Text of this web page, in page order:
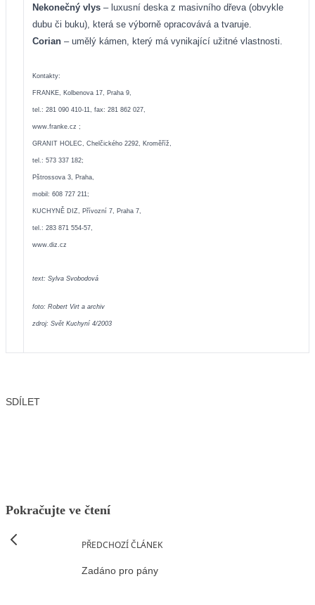
Nekonečný vlys – luxusní deska z masivního dřeva (obvykle
dubu či buku), která se výborně opracovává a tvaruje.
Corian – umělý kámen, který má vynikající užitné vlastnosti.
Kontakty:
FRANKE, Kolbenova 17, Praha 9,
tel.: 281 090 410-11, fax: 281 862 027,
www.franke.cz ;
GRANIT HOLEC, Chelčického 2292, Kroměříž,
tel.: 573 337 182;
Pštrossova 3, Praha,
mobil: 608 727 211;
KUCHYNĚ DIZ, Přívozní 7, Praha 7,
tel.: 283 871 554-57,
www.diz.cz
text: Sylva Svobodová
foto: Robert Virt a archiv
zdroj: Svět Kuchyní 4/2003
SDÍLET
Pokračujte ve čtení
PŘEDCHOZÍ ČLÁNEK
Zadáno pro pány